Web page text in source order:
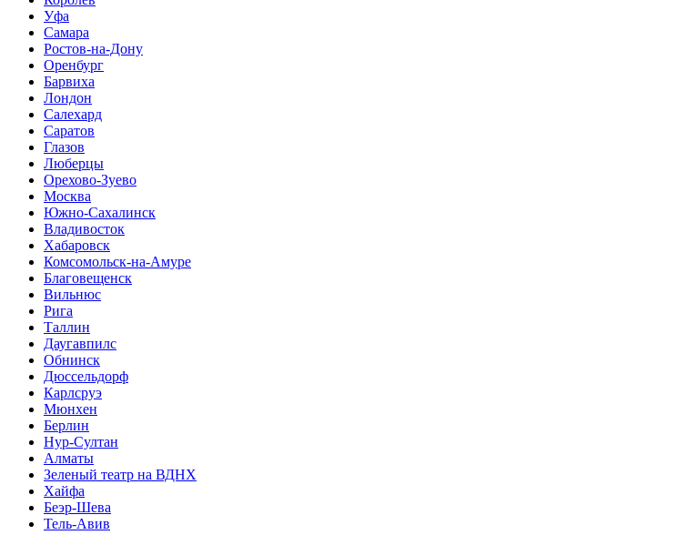
Уфа
Самара
Ростов-на-Дону
Оренбург
Барвиха
Лондон
Салехард
Саратов
Глазов
Люберцы
Орехово-Зуево
Москва
Южно-Cахалинск
Владивосток
Хабаровск
Комсомольск-на-Амуре
Благовещенск
Вильнюс
Рига
Таллин
Даугавпилс
Обнинск
Дюссельдорф
Карлсруэ
Мюнхен
Берлин
Нур-Султан
Алматы
Зеленый театр на ВДНХ
Хайфа
Беэр-Шева
Тель-Авив